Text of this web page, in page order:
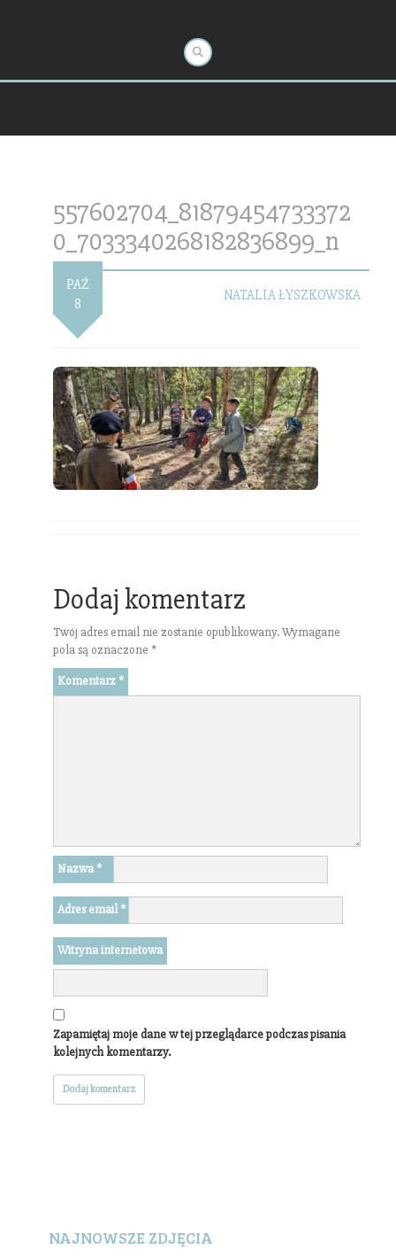
557602704_81879454733372
0_7033340268182836899_n
PAŹ
8
NATALIA ŁYSZKOWSKA
Dodaj komentarz
Twój adres email nie zostanie opublikowany.Wymagane
pola są oznaczone *
Komentarz *
Nazwa*
Adres email*
Witryna internetowa
Zapamiętaj moje dane w tej przeglądarce podczas pisania
kolejnych komentarzy.
NAJNOWSZE ZDJĘCIA